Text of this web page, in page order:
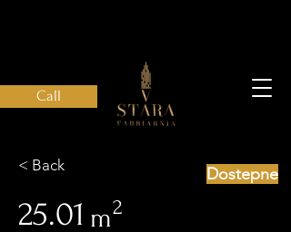
Call
< Back
25.01 m
Dostepne
2